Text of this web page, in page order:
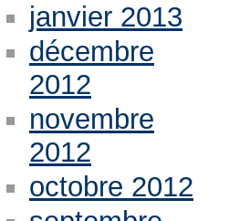
janvier 2013
décembre
2012
novembre
2012
octobre 2012